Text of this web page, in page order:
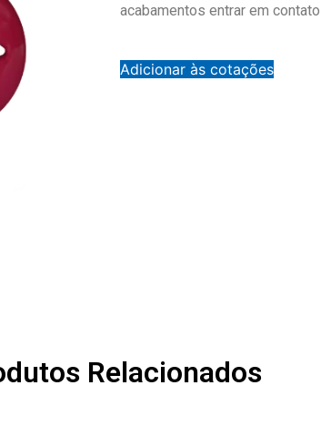
acabamentos entrar em contato
Adicionar às cotações
Relacionados